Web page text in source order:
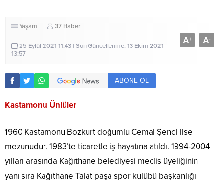
Yaşam 37 Haber
25 Eylül 2021 11:43 | Son Güncellenme: 13 Ekim 2021
13:57
A+ A-
ABONE OL
Kastamonu Ünlüler
1960 Kastamonu Bozkurt doğumlu Cemal Şenol lise
mezunudur. 1983’te ticaretle iş hayatına atıldı. 1994-2004
yılları arasında Kağıthane belediyesi meclis üyeliğinin
yanı sıra Kağıthane Talat paşa spor kulübü başkanlığı